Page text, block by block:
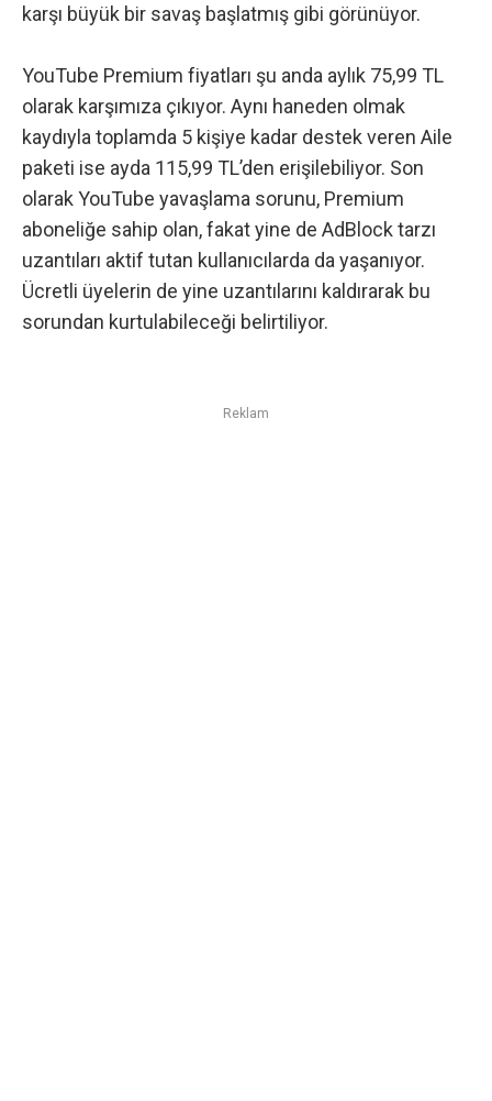
karşı büyük bir savaş başlatmış gibi görünüyor.
YouTube Premium fiyatları şu anda aylık 75,99 TL
olarak karşımıza çıkıyor. Aynı haneden olmak
kaydıyla toplamda 5 kişiye kadar destek veren Aile
paketi ise ayda 115,99 TL’den erişilebiliyor. Son
olarak YouTube yavaşlama sorunu, Premium
aboneliğe sahip olan, fakat yine de AdBlock tarzı
uzantıları aktif tutan kullanıcılarda da yaşanıyor.
Ücretli üyelerin de yine uzantılarını kaldırarak bu
sorundan kurtulabileceği belirtiliyor.
Reklam